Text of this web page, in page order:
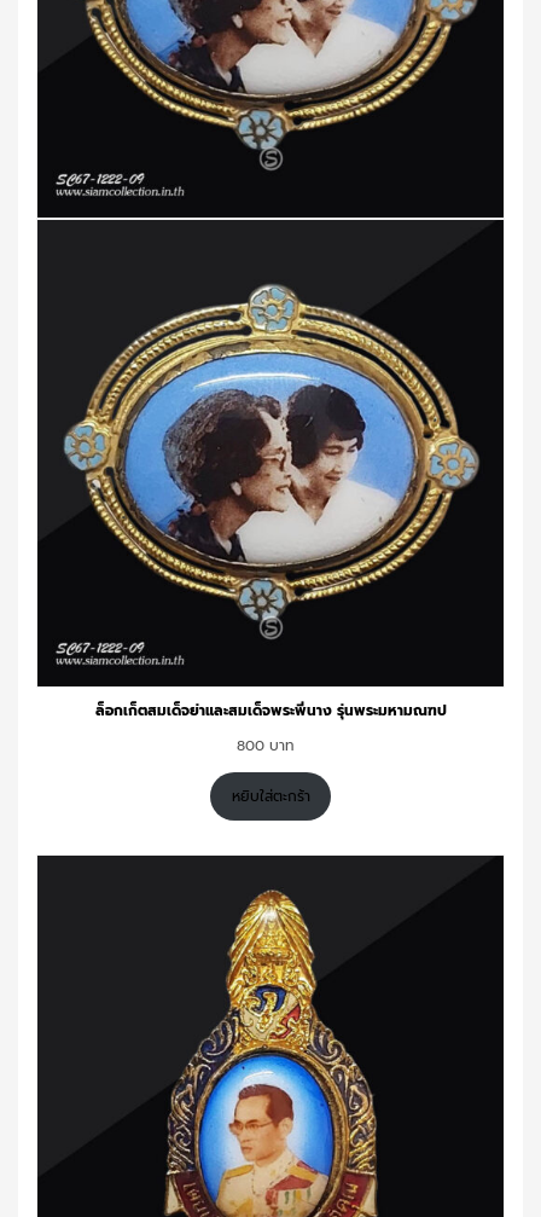
ล็อกเก็ตสมเด็จย่าและสมเด็จพระพี่นาง รุ่นพระมหามณฑป
800
หยิบใส่ตะกร้า